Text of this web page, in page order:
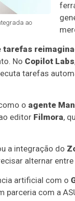
ao
tarefas
No Copilot Labs
tarefas
o agente
editor Filmora,
a integração do
alternar
artificial com o
com a